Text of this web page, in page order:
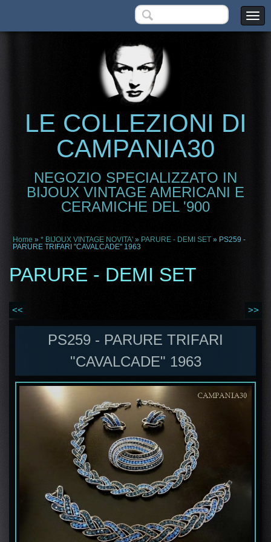
LE COLLEZIONI DI
CAMPANIA30
NEGOZIO SPECIALIZZATO IN
BIJOUX VINTAGE AMERICANI E
CERAMICHE DEL '900
Home » * BIJOUX VINTAGE NOVITA' » PARURE - DEMI SET » PS259 -
PARURE TRIFARI "CAVALCADE" 1963
PARURE - DEMI SET
<< >>
PS259 - PARURE TRIFARI
"CAVALCADE" 1963